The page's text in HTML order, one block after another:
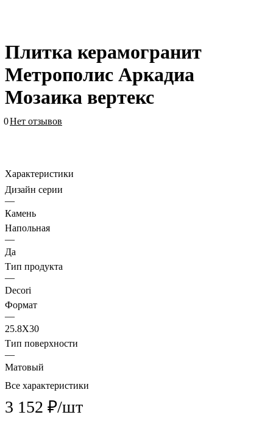
Плитка керамогранит
Метрополис Аркадиа
Мозаика вертекс
0Нет отзывов
Характеристики
Дизайн серии
—
Камень
Напольная
—
Да
Тип продукта
—
Decori
Формат
—
25.8X30
Тип поверхности
—
Матовый
Все характеристики
3 152 ₽/шт